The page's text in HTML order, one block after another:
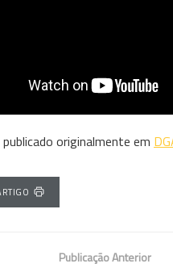
originalmente em
Publicação Anterior